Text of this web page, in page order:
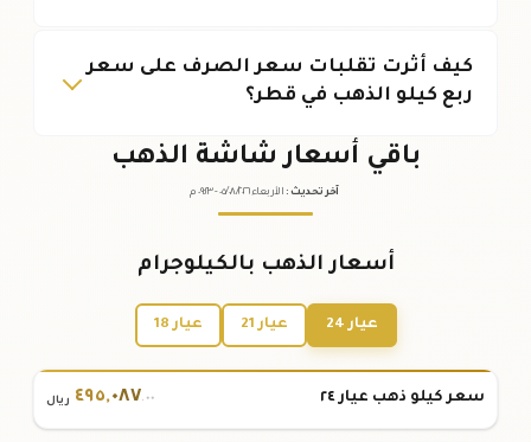
كيف أثرت تقلبات سعر الصرف على سعر
ربع كيلو الذهب في قطر؟
باقي أسعار شاشة الذهب
آخر تحديث : الأربعاء ٠٥ /٠٨/٢٠٢٦ - ٠٩:٢٣م
أسعار الذهب بالكيلوجرام
عيار 24 عيار 21 عيار 18
سعر كيلو ذهب عيار ٢٤ ٤٩٥,٠٨٧.٠٠ ريال